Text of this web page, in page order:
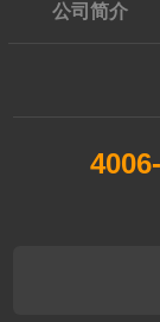
公司简介